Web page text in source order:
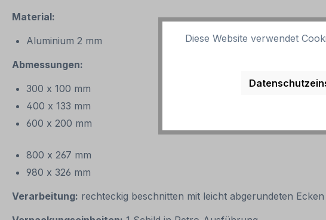
Material:
Aluminium 2 mm
Abmessungen:
300 x 100 mm
400 x 133 mm
600 x 200 mm
800 x 267 mm
980 x 326 mm
Verarbeitung: rechteckig beschnitten mit leicht abgerundeten Ecken
Diese Website verwendet